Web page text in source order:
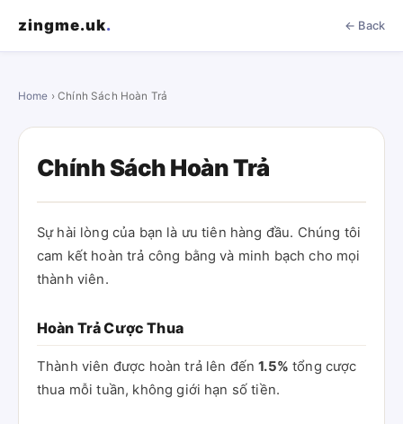
zingme.uk. ← Back
Home › Chính Sách Hoàn Trả
Chính Sách Hoàn Trả
Sự hài lòng của bạn là ưu tiên hàng đầu. Chúng tôi
cam kết hoàn trả công bằng và minh bạch cho mọi
thành viên.
Hoàn Trả Cược Thua
Thành viên được hoàn trả lên đến1.5% tổng cược
thua mỗi tuần, không giới hạn số tiền.